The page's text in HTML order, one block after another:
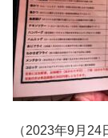
（2023年9月24